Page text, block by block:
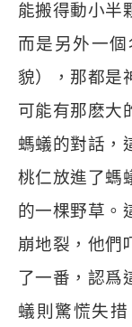
能搬得動小半
而是另外一
貌），那都是
可能有那麽大
螞蟻的對話，
桃仁放進了螞
的一棵野草。
崩地裂，他們
了一番，認爲
蟻則驚慌失